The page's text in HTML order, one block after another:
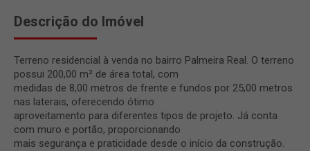
Descrição do Imóvel
Terreno residencial à venda no bairro Palmeira Real. O terreno
possui 200,00 m² de área total, com
medidas de 8,00 metros de frente e fundos por 25,00 metros
nas laterais, oferecendo ótimo
aproveitamento para diferentes tipos de projeto. Já conta
com muro e portão, proporcionando
mais segurança e praticidade desde o início da construção.